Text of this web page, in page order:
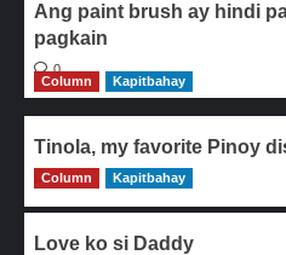
Ang paint brush ay hindi
pagkain
0
Column
Kapitbahay
Tinola, my favorite Pinoy
0
Column Kapitbahay
Love ko si Daddy